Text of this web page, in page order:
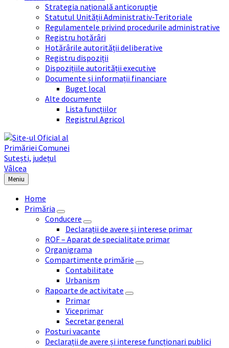
Strategia națională anticorupție
Statutul Unității Administrativ-Teritoriale
Regulamentele privind procedurile administrative
Registru hotărâri
Hotărârile autorității deliberative
Registru dispoziții
Dispozițiile autorității executive
Documente și informații financiare
Buget local
Alte documente
Lista funcțiilor
Registrul Agricol
Meniu
Home
Primăria
Conducere
Declarații de avere și interese primar
ROF – Aparat de specialitate primar
Organigrama
Compartimente primărie
Contabilitate
Urbanism
Rapoarte de activitate
Primar
Viceprimar
Secretar general
Posturi vacante
Declarații de avere și interese funcționari publici